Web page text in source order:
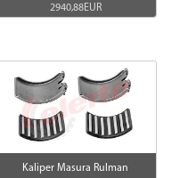
2940,88EUR
Kaliper Masura Rulman